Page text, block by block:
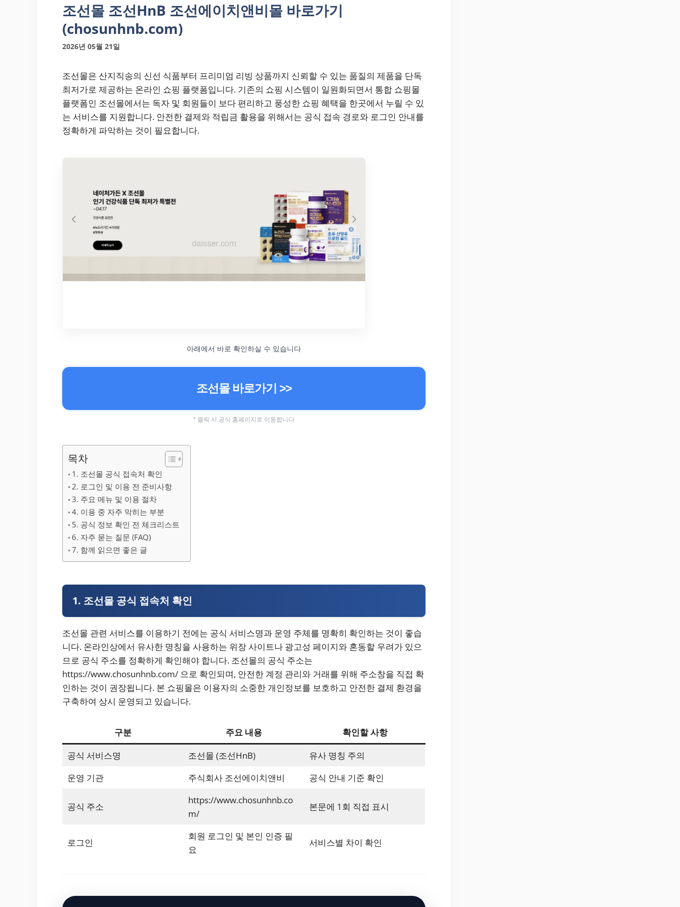
조선몰 조선HnB 조선에이치앤비몰 바로가기
(chosunhnb.com)
2026년 05월 21일
조선몰은 산지직송의 신선 식품부터 프리미엄 리빙 상품까지 신뢰할 수 있는 품질의 제품을 단독
최저가로 제공하는 온라인 쇼핑 플랫폼입니다. 기존의 쇼핑 시스템이 일원화되면서 통합 쇼핑몰
플랫폼인 조선몰에서는 독자 및 회원들이 보다 편리하고 풍성한 쇼핑 혜택을 한곳에서 누릴 수 있
는 서비스를 지원합니다. 안전한 결제와 적립금 활용을 위해서는 공식 접속 경로와 로그인 안내를
정확하게 파악하는 것이 필요합니다.
아래에서 바로 확인하실 수 있습니다
조선몰 바로가기 >>
* 클릭 시 공식 홈페이지로 이동합니다
목차
1. 조선몰 공식 접속처 확인
2. 로그인 및 이용 전 준비사항
3. 주요 메뉴 및 이용 절차
4. 이용 중 자주 막히는 부분
5. 공식 정보 확인 전 체크리스트
6. 자주 묻는 질문 (FAQ)
7. 함께 읽으면 좋은 글
1. 조선몰 공식 접속처 확인
조선몰 관련 서비스를 이용하기 전에는 공식 서비스명과 운영 주체를 명확히 확인하는 것이 좋습
니다. 온라인상에서 유사한 명칭을 사용하는 위장 사이트나 광고성 페이지와 혼동할 우려가 있으
므로 공식 주소를 정확하게 확인해야 합니다. 조선몰의 공식 주소는
https://www.chosunhnb.com/ 으로 확인되며, 안전한 계정 관리와 거래를 위해 주소창을 직접 확
인하는 것이 권장됩니다. 본 쇼핑몰은 이용자의 소중한 개인정보를 보호하고 안전한 결제 환경을
구축하여 상시 운영되고 있습니다.
구분 주요 내용
확인할 사항
공식 서비스명
조선몰 (조선HnB)
유사 명칭 주의
운영 기관
주식회사 조선에이치앤비 공식 안내 기준 확인
공식 주소
https://www.chosunhnb.co
m/
본문에 1회 직접 표시
로그인
회원 로그인 및 본인 인증 필
요
서비스별 차이 확인